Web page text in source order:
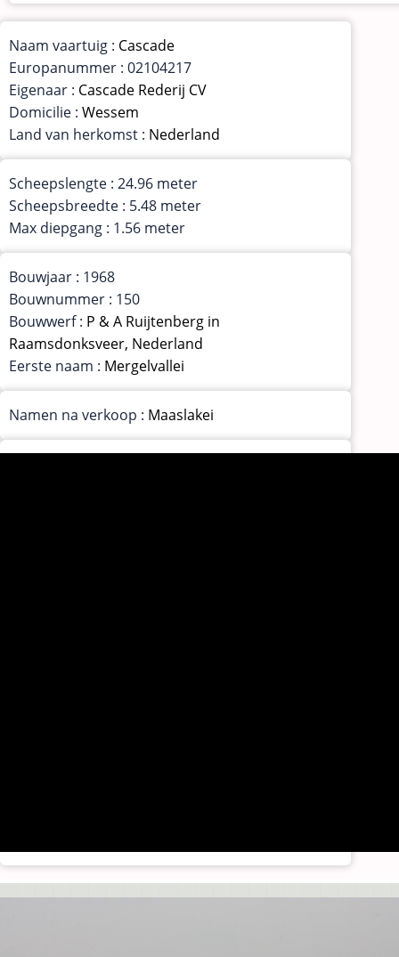
Naam vaartuig : Cascade
Europanummer : 02104217
Eigenaar : Cascade Rederij CV
Domicilie : Wessem
Land van herkomst : Nederland
Scheepslengte : 24.96 meter
Scheepsbreedte : 5.48 meter
Max diepgang : 1.56 meter
Bouwjaar : 1968
Bouwnummer : 150
Bouwwerf : P & A Ruijtenberg in
Raamsdonksveer, Nederland
Eerste naam : Mergelvallei
Namen na verkoop : Maaslakei